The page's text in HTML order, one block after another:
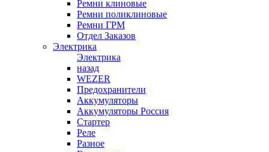
Ремни клиновые
Ремни поликлиновые
Ремни ГРМ
Отдел Заказов
Электрика
Электрика
назад
WEZER
Предохранители
Аккумуляторы
Аккумуляторы Россия
Стартер
Реле
Разное